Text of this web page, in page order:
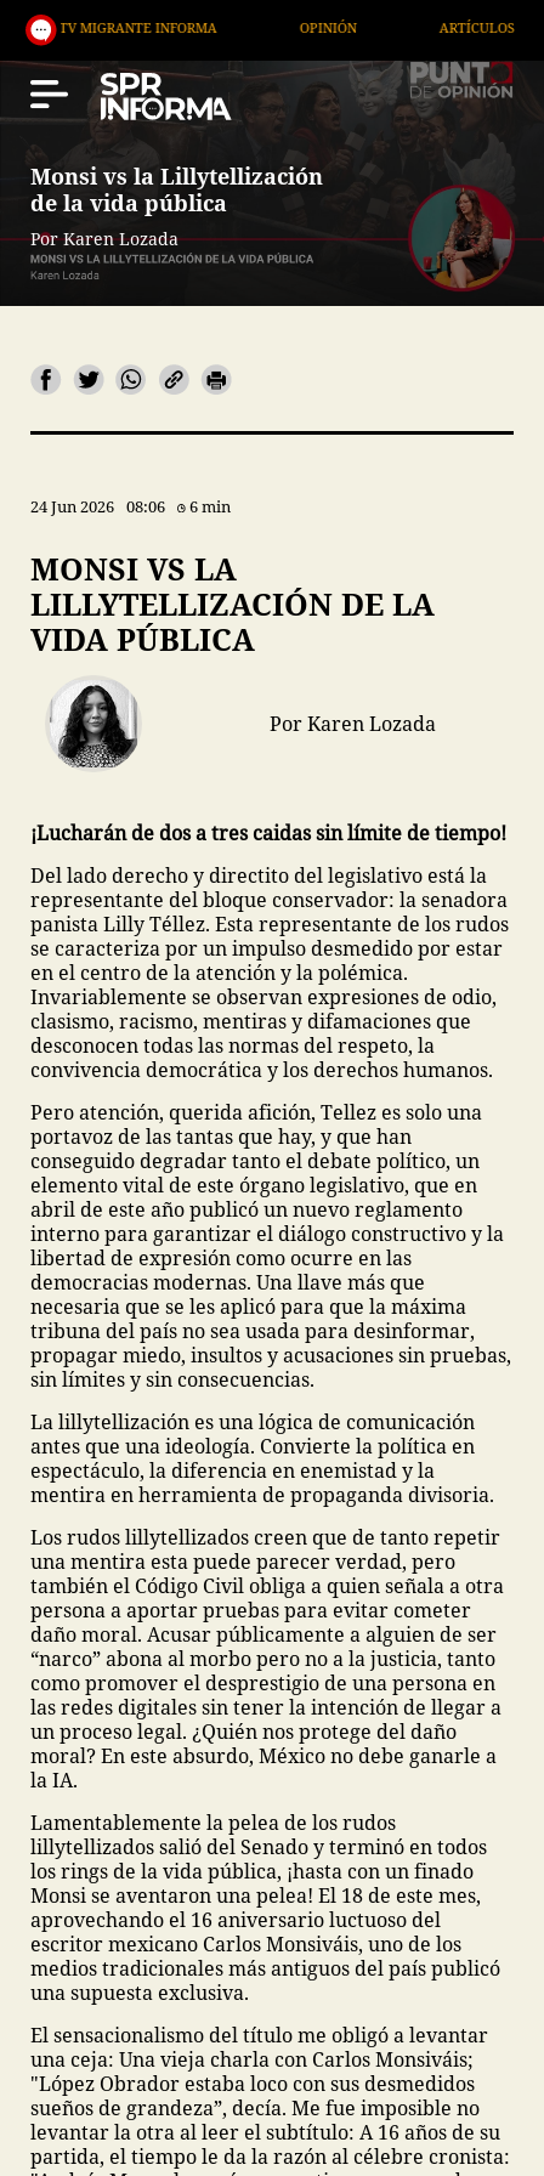
INFORMA OPINIÓN ARTÍCULOS
Monsi vs la Lillytellización
de la vida pública
Por Karen Lozada
24 Jun 2026 08:06 6 min
MONSI VS LA
LILLYTELLIZACIÓN DE LA
VIDA PÚBLICA
Por Karen Lozada
¡Lucharán de dos a tres caidas sin límite de tiempo!
Del lado derecho y directito del legislativo está la
representante del bloque conservador: la senadora
panista Lilly Téllez. Esta representante de los rudos
se caracteriza por un impulso desmedido por estar
en el centro de la atención y la polémica.
Invariablemente se observan expresiones de odio,
clasismo, racismo, mentiras y difamaciones que
desconocen todas las normas del respeto, la
convivencia democrática y los derechos humanos.
Pero atención, querida afición, Tellez es solo una
portavoz de las tantas que hay, y que han
conseguido degradar tanto el debate político, un
elemento vital de este órgano legislativo, que en
abril de este año publicó un nuevo reglamento
interno para garantizar el diálogo constructivo y la
libertad de expresión como ocurre en las
democracias modernas. Una llave más que
necesaria que se les aplicó para que la máxima
tribuna del país no sea usada para desinformar,
propagar miedo, insultos y acusaciones sin pruebas,
sin límites y sin consecuencias.
La lillytellización es una lógica de comunicación
antes que una ideología. Convierte la política en
espectáculo, la diferencia en enemistad y la
mentira en herramienta de propaganda divisoria.
Los rudos lillytellizados creen que de tanto repetir
una mentira esta puede parecer verdad, pero
también el Código Civil obliga a quien señala a otra
persona a aportar pruebas para evitar cometer
daño moral. Acusar públicamente a alguien de ser
“narco” abona al morbo pero no a la justicia, tanto
como promover el desprestigio de una persona en
las redes digitales sin tener la intención de llegar a
un proceso legal. ¿Quién nos protege del daño
moral? En este absurdo, México no debe ganarle a
la IA.
Lamentablemente la pelea de los rudos
lillytellizados salió del Senado y terminó en todos
los rings de la vida pública, ¡hasta con un finado
Monsi se aventaron una pelea! El 18 de este mes,
aprovechando el 16 aniversario luctuoso del
escritor mexicano Carlos Monsiváis, uno de los
medios tradicionales más antiguos del país publicó
una supuesta exclusiva.
El sensacionalismo del título me obligó a levantar
una ceja: Una vieja charla con Carlos Monsiváis;
"López Obrador estaba loco con sus desmedidos
sueños de grandeza”, decía. Me fue imposible no
levantar la otra al leer el subtítulo: A 16 años de su
partida, el tiempo le da la razón al célebre cronista: